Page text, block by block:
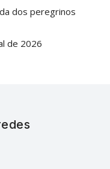
dos peregrinos
de 2026